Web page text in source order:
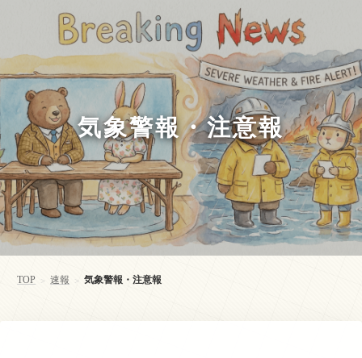
気象警報・注意報
TOP > 速報 > 気象警報・注意報